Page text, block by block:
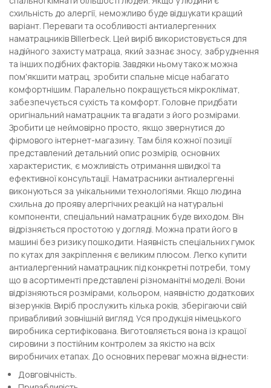
схильність до алергії, неможливо буде відшукати кращий
варіант. Переваги та особливості антиалергенних
наматрацників Billerbeck. Цей виріб використовується для
надійного захисту матраца, який зазнає зносу, забруднення
та інших подібних факторів. Завдяки ньому також можна
пом'якшити матрац, зробити спальне місце набагато
комфортнішим. Паралельно покращується мікроклімат,
забезпечується сухість та комфорт. Головне придбати
оригінальний наматрацник та вгадати з його розмірами.
Зробити це неймовірно просто, якщо звернутися до
фірмового інтернет-магазину. Там біля кожної позиції
представлений детальний опис розмірів, основних
характеристик, є можливість отримання швидкої та
ефективної консультації. Наматрасники антиалергенні
виконуються за унікальними технологіями. Якщо людина
схильна до прояву алергічних реакцій на натуральні
компоненти, спеціальний наматрацник буде виходом. Він
відрізняється простотою у догляді. Можна прати його в
машині без ризику пошкодити. Наявність спеціальних гумок
по кутах для закріплення є великим плюсом. Легко купити
антиалергенний наматрацник під конкретні потреби, тому
що в асортименті представлені різноманітні моделі. Вони
відрізняються розмірами, кольором, наявністю додаткових
візерунків. Виріб прослужить кілька років, зберігаючи свій
привабливий зовнішній вигляд. Уся продукція німецького
виробника сертифікована. Виготовляється вона із кращої
сировини з постійним контролем за якістю на всіх
виробничих етапах. До основних переваг можна віднести:
Довговічність.